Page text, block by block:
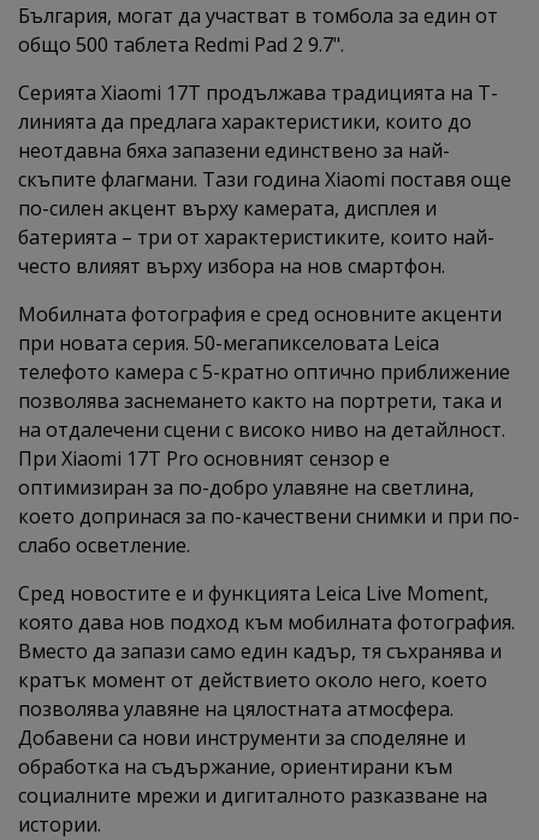
България, могат да участват в томбола за един от
общо 500 таблета Redmi Pad 2 9.7".
Серията Xiaomi 17T продължава традицията на T-
линията да предлага характеристики, които до
неотдавна бяха запазени единствено за най-
скъпите флагмани. Тази година Xiaomi поставя още
по-силен акцент върху камерата, дисплея и
батерията – три от характеристиките, които най-
често влияят върху избора на нов смартфон.
Мобилната фотография е сред основните акценти
при новата серия. 50-мегапикселовата Leica
телефото камера с 5-кратно оптично приближение
позволява заснемането както на портрети, така и
на отдалечени сцени с високо ниво на детайлност.
При Xiaomi 17T Pro основният сензор е
оптимизиран за по-добро улавяне на светлина,
което допринася за по-качествени снимки и при по-
слабо осветление.
Сред новостите е и функцията Leica Live Moment,
която дава нов подход към мобилната фотография.
Вместо да запази само един кадър, тя съхранява и
кратък момент от действието около него, което
позволява улавяне на цялостната атмосфера.
Добавени са нови инструменти за споделяне и
обработка на съдържание, ориентирани към
социалните мрежи и дигиталното разказване на
истории.